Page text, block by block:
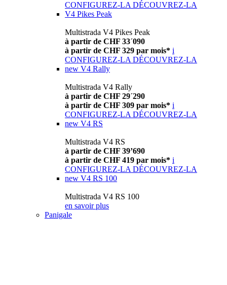
CONFIGUREZ-LA DÉCOUVREZ-LA
V4 Pikes Peak
Multistrada V4 Pikes Peak
à partir de CHF 33´090
à partir de CHF 329 par mois* i
CONFIGUREZ-LA DÉCOUVREZ-LA
new V4 Rally
Multistrada V4 Rally
à partir de CHF 29´290
à partir de CHF 309 par mois* i
CONFIGUREZ-LA DÉCOUVREZ-LA
new V4 RS
Multistrada V4 RS
à partir de CHF 39’690
à partir de CHF 419 par mois* i
CONFIGUREZ-LA DÉCOUVREZ-LA
new V4 RS 100
Multistrada V4 RS 100
en savoir plus
Panigale